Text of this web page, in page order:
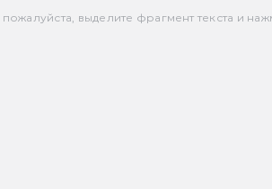
выделите фрагмент текста и